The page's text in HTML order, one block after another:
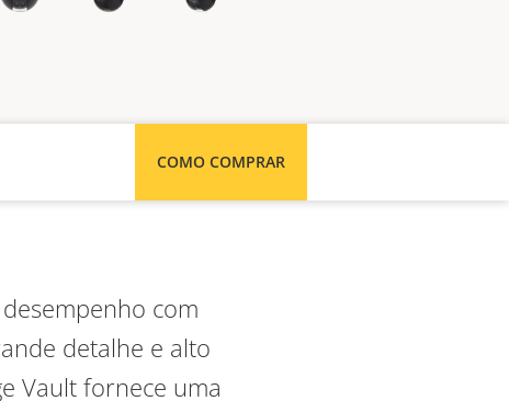
COMO COMPRAR
com
detalhe e alto
Vault fornece uma